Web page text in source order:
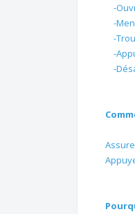
-
-
-
-
-